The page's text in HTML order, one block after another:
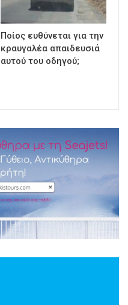
Ποίος ευθύνεται για την
κραυγαλέα απαιδευσιά
αυτού του οδηγού;